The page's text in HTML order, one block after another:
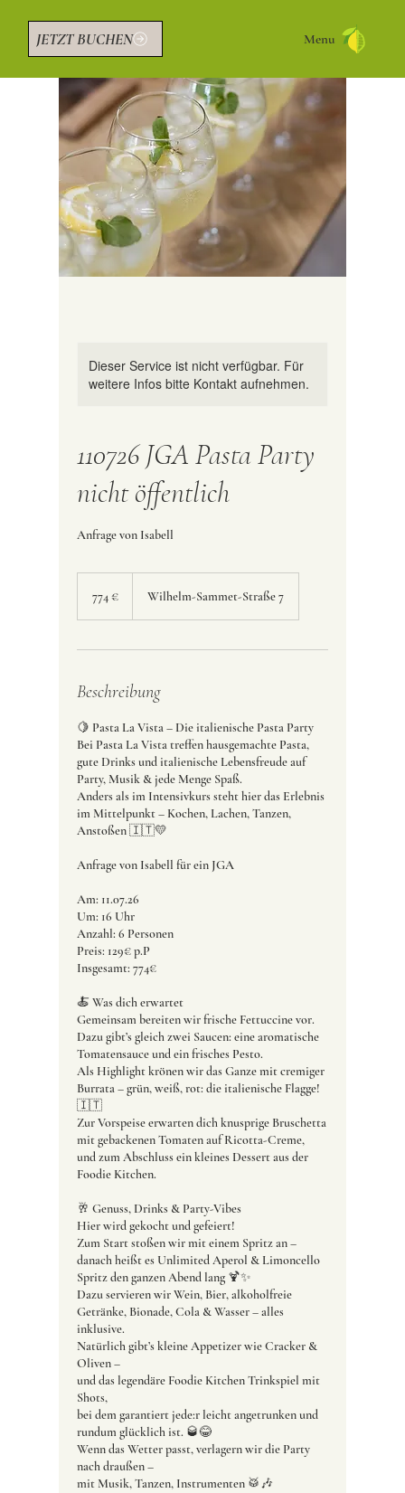
JETZT BUCHEN Menu
Dieser Service ist nicht verfügbar. Für
weitere Infos bitte Kontakt aufnehmen.
110726 JGA Pasta Party
nicht öffentlich
Anfrage von Isabell
774 € Wilhelm-Sammet-Straße 7
Beschreibung
🍋 Pasta La Vista – Die italienische Pasta Party
Bei Pasta La Vista treffen hausgemachte Pasta,
gute Drinks und italienische Lebensfreude auf
Party, Musik & jede Menge Spaß.
Anders als im Intensivkurs steht hier das Erlebnis
im Mittelpunkt – Kochen, Lachen, Tanzen,
Anstoßen 🇮🇹💛
Anfrage von Isabell für ein JGA
Am: 11.07.26
Um: 16 Uhr
Anzahl: 6 Personen
Preis: 129€ p.P
Insgesamt: 774€
🍝 Was dich erwartet
Gemeinsam bereiten wir frische Fettuccine vor.
Dazu gibt’s gleich zwei Saucen: eine aromatische
Tomatensauce und ein frisches Pesto.
Als Highlight krönen wir das Ganze mit cremiger
Burrata – grün, weiß, rot: die italienische Flagge!
🇮🇹
Zur Vorspeise erwarten dich knusprige Bruschetta
mit gebackenen Tomaten auf Ricotta-Creme,
und zum Abschluss ein kleines Dessert aus der
Foodie Kitchen.
🥂 Genuss, Drinks & Party-Vibes
Hier wird gekocht und gefeiert!
Zum Start stoßen wir mit einem Spritz an –
danach heißt es Unlimited Aperol & Limoncello
Spritz den ganzen Abend lang 🍹✨
Dazu servieren wir Wein, Bier, alkoholfreie
Getränke, Bionade, Cola & Wasser – alles
inklusive.
Natürlich gibt’s kleine Appetizer wie Cracker &
Oliven –
und das legendäre Foodie Kitchen Trinkspiel mit
Shots,
bei dem garantiert jede:r leicht angetrunken und
rundum glücklich ist. 🥃😂
Wenn das Wetter passt, verlagern wir die Party
nach draußen –
mit Musik, Tanzen, Instrumenten 🥁🎶